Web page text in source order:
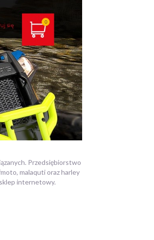
Przedsiębiorstwo
malaquti oraz harley
internetowy.